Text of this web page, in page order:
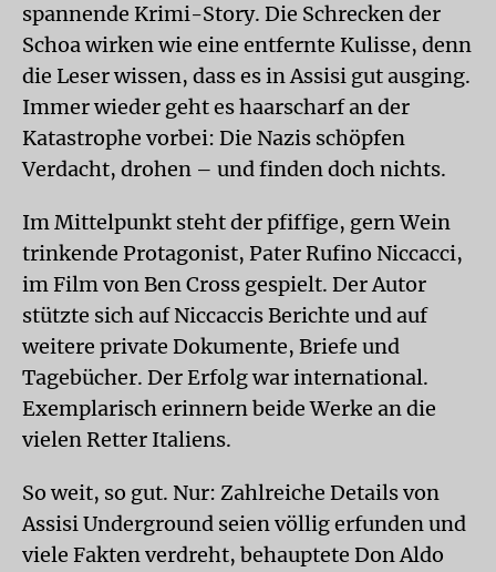
spannende Krimi-Story. Die Schrecken der
Schoa wirken wie eine entfernte Kulisse, denn
die Leser wissen, dass es in Assisi gut ausging.
Immer wieder geht es haarscharf an der
Katastrophe vorbei: Die Nazis schöpfen
Verdacht, drohen – und finden doch nichts.
Im Mittelpunkt steht der pfiffige, gern Wein
trinkende Protagonist, Pater Rufino Niccacci,
im Film von Ben Cross gespielt. Der Autor
stützte sich auf Niccaccis Berichte und auf
weitere private Dokumente, Briefe und
Tagebücher. Der Erfolg war international.
Exemplarisch erinnern beide Werke an die
vielen Retter Italiens.
So weit, so gut. Nur: Zahlreiche Details von
Assisi Underground seien völlig erfunden und
viele Fakten verdreht, behauptete Don Aldo